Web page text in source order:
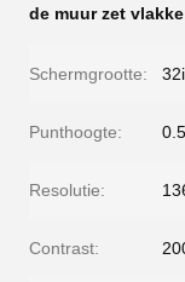
de muur zet
Schermgrootte:
Punthoogte:
Resolutie:
Contrast: